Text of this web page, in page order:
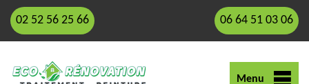
02 52 56 25 66 06 64 51 03 06
Menu